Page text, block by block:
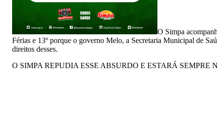
O Simpa
Férias e 13º porque o governo Melo, a Secretaria Municipal de
direitos desses.
O SIMPA REPUDIA ESSE ABSURDO E ESTARÁ